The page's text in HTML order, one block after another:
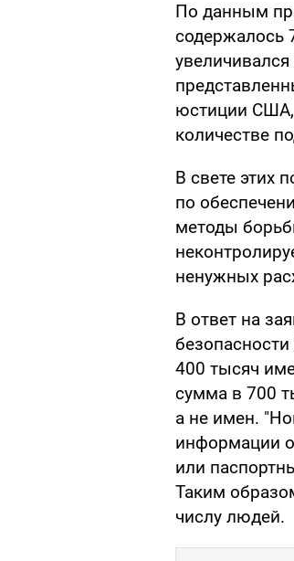
По данным
содержалось
юстиции США,
количестве
В свете этих
по
методы
ненужных
В ответ на
400 тысяч
сумма в 700
а не имен.
информации
или
Таким
числу людей.